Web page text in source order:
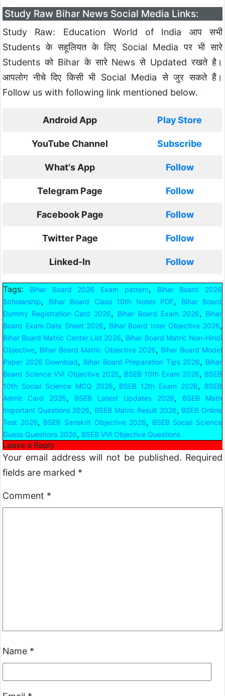
Study Raw Bihar News Social Media Links:
Study Raw: Education World of India आप सभी
Students के सहूलियत के लिए Social Media पर भी सारे
Students को Bihar के सारे News से Updated रखते है।
आपलोग नीचे दिए किसी भी Social Media से जुर सकते हैं।
Follow us with following link mentioned below.
Android App Play Store
YouTube Channel Subscribe
What's App Follow
Telegram Page Follow
Facebook Page Follow
Twitter Page Follow
Linked-In Follow
Tags: Bihar Board 2026 Exam pattern,
Bihar Board 2026
Scholarship, Bihar Board Class 10th Notes PDF,
Bihar Board
Dummy Registration Card 2026, Bihar Board Exam 2026, Bihar
Board Exam Date Sheet 2026, Bihar Board Inter Objective 2026,
Bihar Board Matric Center List 2026, Bihar Board Matric Non-Hindi
Objective, Bihar Board Matric Objective 2026, Bihar Board Model
Paper 2026 Download, Bihar Board Preparation Tips 2026, Bihar
Board Science VVI Objective 2026, BSEB 10th Exam 2026, BSEB
10th Social Science MCQ 2026, BSEB 12th Exam 2026,
BSEB
Admit Card 2026, BSEB Latest Updates 2026,
BSEB Math
Important Questions 2026, BSEB Matric Result 2026, BSEB Online
Test 2026, BSEB Sanskrit Objective 2026, BSEB Social Science
Guess Questions 2026, BSEB VVI Objective Questions
Leave a Reply
Your email address will not be published. Required
fields are marked *
Comment *
Name *